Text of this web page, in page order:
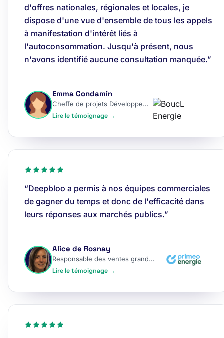
d'offres nationales, régionales et locales, je
dispose d'une vue d'ensemble de tous les appels
à manifestation d'intérêt liés à
l'autoconsommation. Jusqu'à présent, nous
n'avons identifié aucune consultation manquée.”
Emma Condamin
Cheffe de projets Développement
Lire le témoignage →
“Deepbloo a permis à nos équipes commerciales
de gagner du temps et donc de l'efficacité dans
leurs réponses aux marchés publics.”
Alice de Rosnay
Responsable des ventes grands comptes
Lire le témoignage →